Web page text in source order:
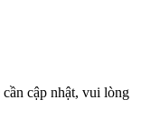
cập nhật, vui lòng